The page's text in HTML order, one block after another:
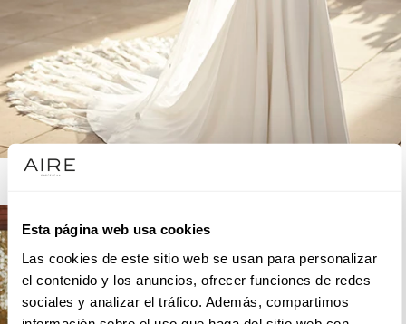
Esta página web usa cookies
Las cookies de este sitio web se usan para personalizar
el contenido y los anuncios, ofrecer funciones de redes
sociales y analizar el tráfico. Además, compartimos
AIRE BARCELONA